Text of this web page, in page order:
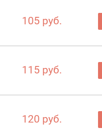
105 руб.
115 руб.
120 руб.